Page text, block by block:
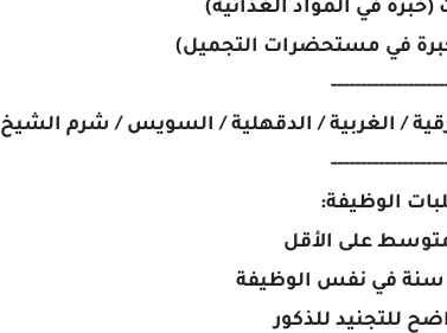
/ الغربية / الدقهلية / السويس / شرم الشيخ
الوظيفة:
على الأقل
سنة في نفس الوظيفة
للتجنيد للذكور